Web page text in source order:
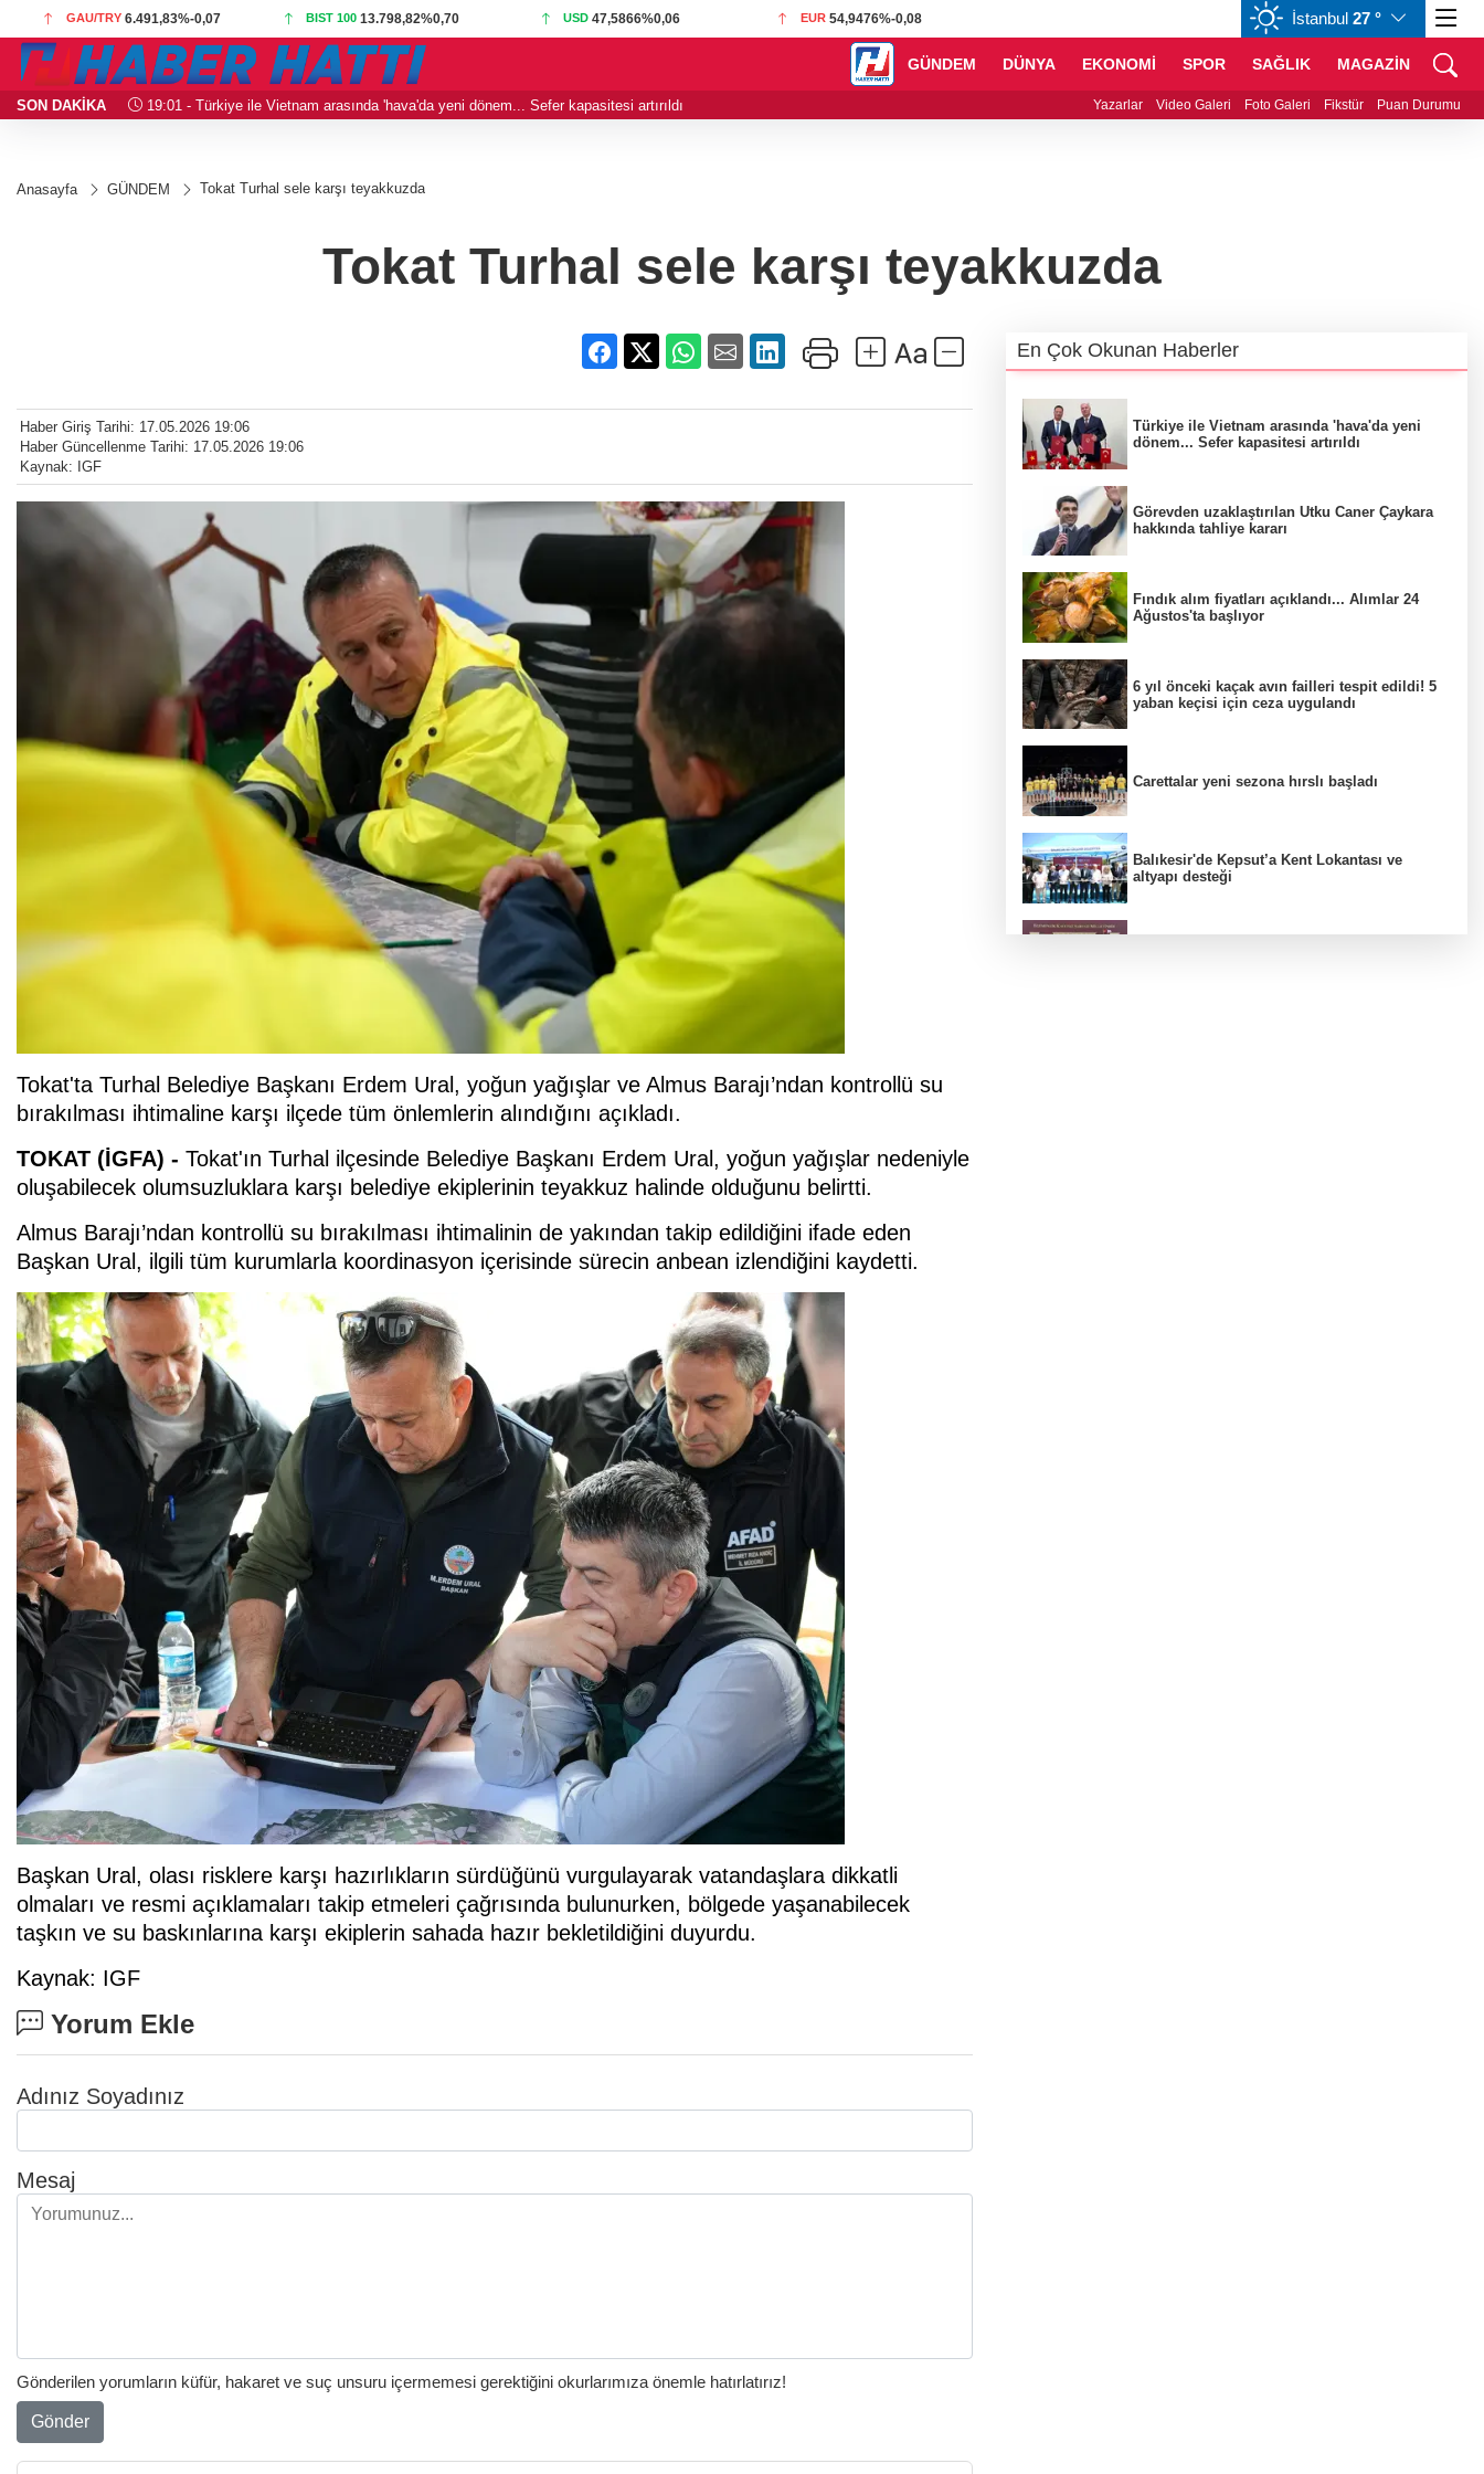
GAU/TRY 6.491,83%-0,07 BIST 100 13.798,82%0,70 USD 47,5866%0,06 EUR 54,9476%-0,08 CHF 58,5580%-0,62
İstanbul 27 °
GÜNDEM DÜNYA EKONOMİ SPOR SAĞLIK MAGAZİN
SON DAKİKA 19:01 - Türkiye ile Vietnam arasında 'hava'da yeni dönem... Sefer kapasitesi artırıldı 19:01 - Görevden uzaklaştırılan Utku Caner Çaykara hakkında tahliye kararı
Yazarlar Video Galeri Foto Galeri Fikstür Puan Durumu
Anasayfa GÜNDEM Tokat Turhal sele karşı teyakkuzda
Tokat Turhal sele karşı teyakkuzda
Haber Giriş Tarihi: 17.05.2026 19:06
Haber Güncellenme Tarihi: 17.05.2026 19:06
Kaynak: IGF
Tokat'ta Turhal Belediye Başkanı Erdem Ural, yoğun yağışlar ve Almus Barajı’ndan kontrollü su
bırakılması ihtimaline karşı ilçede tüm önlemlerin alındığını açıkladı.
TOKAT (İGFA) - Tokat'ın Turhal ilçesinde Belediye Başkanı Erdem Ural, yoğun yağışlar nedeniyle
oluşabilecek olumsuzluklara karşı belediye ekiplerinin teyakkuz halinde olduğunu belirtti.
Almus Barajı’ndan kontrollü su bırakılması ihtimalinin de yakından takip edildiğini ifade eden
Başkan Ural, ilgili tüm kurumlarla koordinasyon içerisinde sürecin anbean izlendiğini kaydetti.
Başkan Ural, olası risklere karşı hazırlıkların sürdüğünü vurgulayarak vatandaşlara dikkatli
olmaları ve resmi açıklamaları takip etmeleri çağrısında bulunurken, bölgede yaşanabilecek
taşkın ve su baskınlarına karşı ekiplerin sahada hazır bekletildiğini duyurdu.
Kaynak: IGF
Yorum Ekle
Adınız Soyadınız
Mesaj
Gönderilen yorumların küfür, hakaret ve suç unsuru içermemesi gerektiğini okurlarımıza önemle hatırlatırız!
Gönder
En Çok Okunan Haberler
Türkiye ile Vietnam arasında 'hava'da yeni
dönem... Sefer kapasitesi artırıldı
Görevden uzaklaştırılan Utku Caner Çaykara
hakkında tahliye kararı
Fındık alım fiyatları açıklandı... Alımlar 24
Ağustos'ta başlıyor
6 yıl önceki kaçak avın failleri tespit edildi! 5
yaban keçisi için ceza uygulandı
Carettalar yeni sezona hırslı başladı
Balıkesir'de Kepsut’a Kent Lokantası ve
altyapı desteği